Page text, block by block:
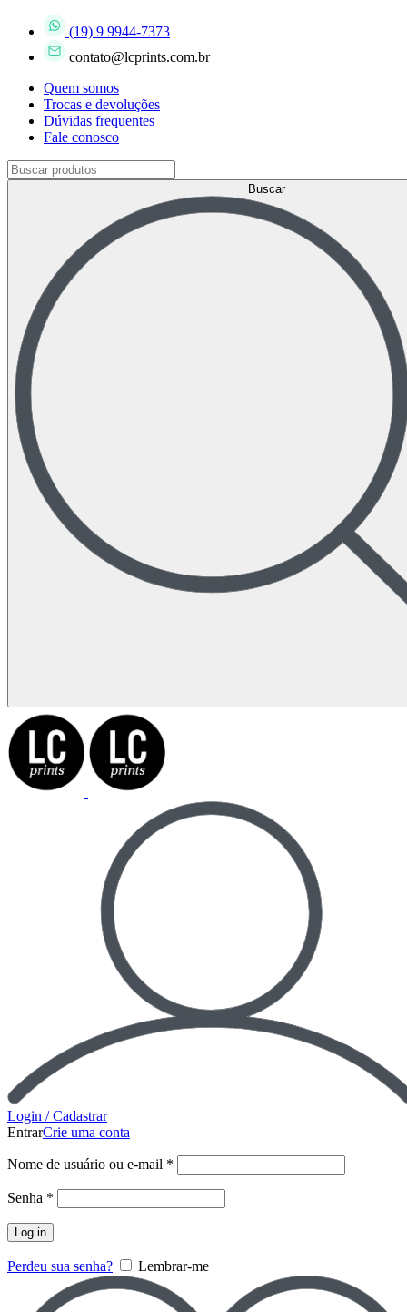
(19) 9 9944-7373
contato@lcprints.com.br
Quem somos
Trocas e devoluções
Dúvidas frequentes
Fale conosco
Buscar
Login / Cadastrar
EntrarCrie uma conta
Nome de usuário ou e-mail *
Senha *
Log in
Perdeu sua senha? Lembrar-me